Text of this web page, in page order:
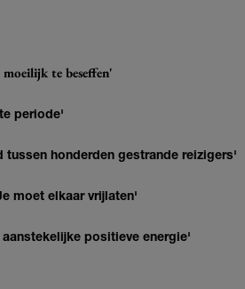
te beseffen'
periode'
honderden gestrande reizigers'
moet elkaar vrijlaten'
positieve energie'